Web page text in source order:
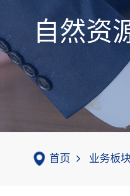
自然资
首页 业务板块